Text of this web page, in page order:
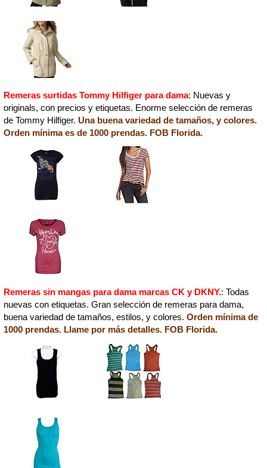
Remeras surtidas Tommy Hilfiger para dama: Nuevas y
originals, con precios y etiquetas. Enorme selección de remeras
de Tommy Hilfiger. Una buena variedad de tamaños, y colores.
Orden mínima es de 1000 prendas. FOB Florida.
Remeras sin mangas para dama marcas CK y DKNY.: Todas
nuevas con etiquetas. Gran selección de remeras para dama,
buena variedad de tamaños, estilos, y colores. Orden mínima de
1000 prendas. Llame por más detalles. FOB Florida.